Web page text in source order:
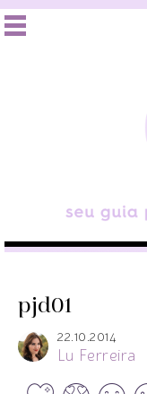
pjd01
22.10.2014
Lu Ferreira